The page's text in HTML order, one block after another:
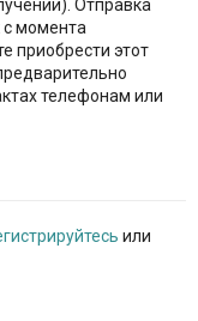
Отправка
с момента
приобрести этот
телефонам или
или